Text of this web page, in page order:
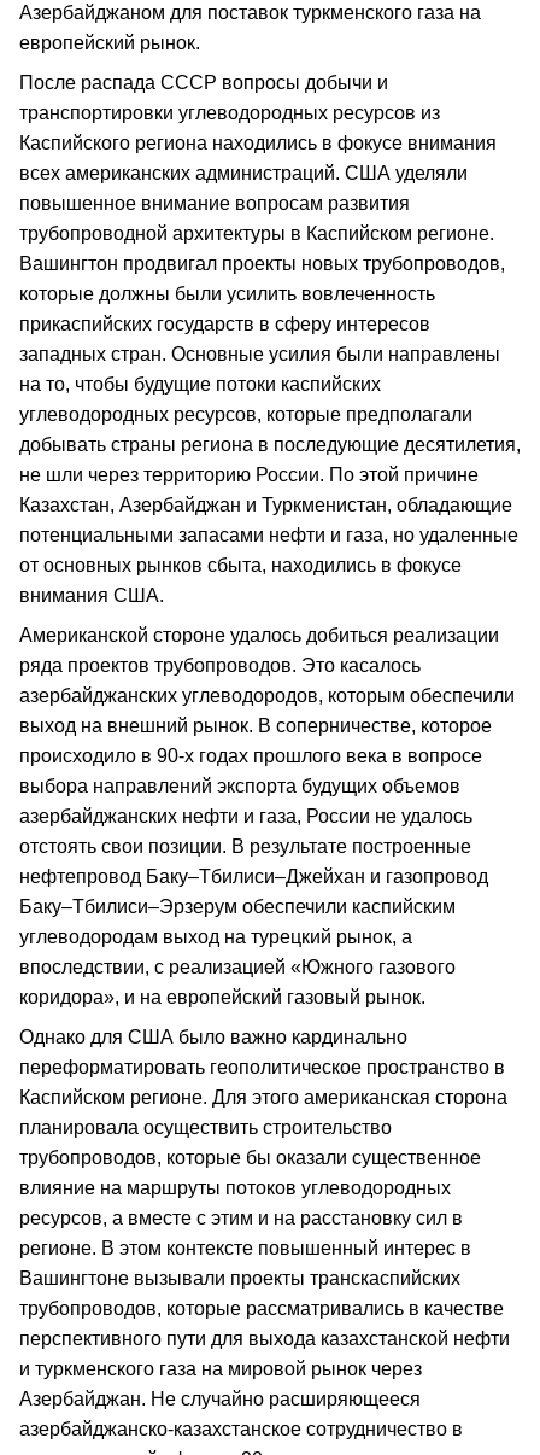
Азербайджаном для поставок туркменского газа на
европейский рынок.
После распада СССР вопросы добычи и
транспортировки углеводородных ресурсов из
Каспийского региона находились в фокусе внимания
всех американских администраций. США уделяли
повышенное внимание вопросам развития
трубопроводной архитектуры в Каспийском регионе.
Вашингтон продвигал проекты новых трубопроводов,
которые должны были усилить вовлеченность
прикаспийских государств в сферу интересов
западных стран. Основные усилия были направлены
на то, чтобы будущие потоки каспийских
углеводородных ресурсов, которые предполагали
добывать страны региона в последующие десятилетия,
не шли через территорию России. По этой причине
Казахстан, Азербайджан и Туркменистан, обладающие
потенциальными запасами нефти и газа, но удаленные
от основных рынков сбыта, находились в фокусе
внимания США.
Американской стороне удалось добиться реализации
ряда проектов трубопроводов. Это касалось
азербайджанских углеводородов, которым обеспечили
выход на внешний рынок. В соперничестве, которое
происходило в 90-х годах прошлого века в вопросе
выбора направлений экспорта будущих объемов
азербайджанских нефти и газа, России не удалось
отстоять свои позиции. В результате построенные
нефтепровод Баку–Тбилиси–Джейхан и газопровод
Баку–Тбилиси–Эрзерум обеспечили каспийским
углеводородам выход на турецкий рынок, а
впоследствии, с реализацией «Южного газового
коридора», и на европейский газовый рынок.
Однако для США было важно кардинально
переформатировать геополитическое пространство в
Каспийском регионе. Для этого американская сторона
планировала осуществить строительство
трубопроводов, которые бы оказали существенное
влияние на маршруты потоков углеводородных
ресурсов, а вместе с этим и на расстановку сил в
регионе. В этом контексте повышенный интерес в
Вашингтоне вызывали проекты транскаспийских
трубопроводов, которые рассматривались в качестве
перспективного пути для выхода казахстанской нефти
и туркменского газа на мировой рынок через
Азербайджан. Не случайно расширяющееся
азербайджанско-казахстанское сотрудничество в